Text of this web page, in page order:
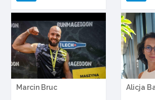
Marcin Bruc Alicja